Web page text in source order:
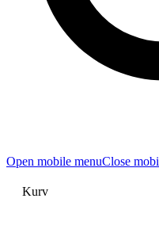
Open mobile menuClose
Kurv